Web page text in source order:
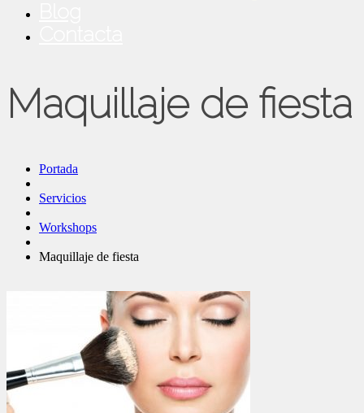
Maquillaje de fiesta
Portada
Servicios
Workshops
Maquillaje de fiesta